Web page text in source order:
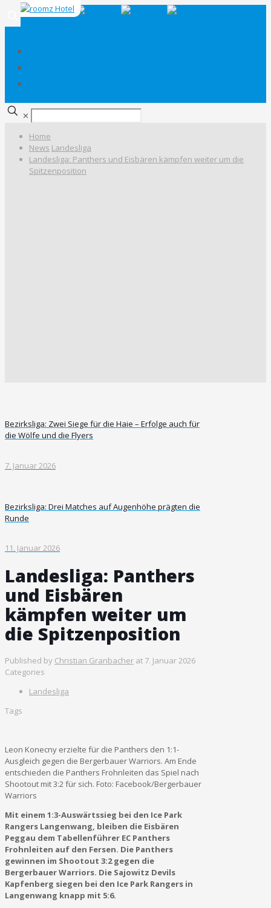
✕
Home
News Landesliga
Landesliga: Panthers und Eisbären kämpfen weiter um die
Spitzenposition
Bezirksliga: Zwei Siege für die Haie – Erfolge auch für
die Wölfe und die Flyers
7. Januar 2026
Bezirksliga: Drei Matches auf Augenhöhe prägten die
Runde
11. Januar 2026
Landesliga: Panthers
und Eisbären
kämpfen weiter um
die Spitzenposition
Published by Christian Granbacher at 7. Januar 2026
Categories
Landesliga
Tags
Leon Konecny erzielte für die Panthers den 1:1-
Ausgleich gegen die Bergerbauer Warriors. Am Ende
entschieden die Panthers Frohnleiten das Spiel nach
Shootout mit 3:2 für sich. Foto: Facebook/Bergerbauer
Warriors
Mit einem 1:3-Auswärtssieg bei den Ice Park
Rangers Langenwang, bleiben die Eisbären
Peggau dem Tabellenführer EC Panthers
Frohnleiten auf den Fersen. Die Panthers
gewinnen im Shootout 3:2 gegen die
Bergerbauer Warriors. Die Sajowitz Devils
Kapfenberg siegen bei den Ice Park Rangers in
Langenwang knapp mit 5:6.